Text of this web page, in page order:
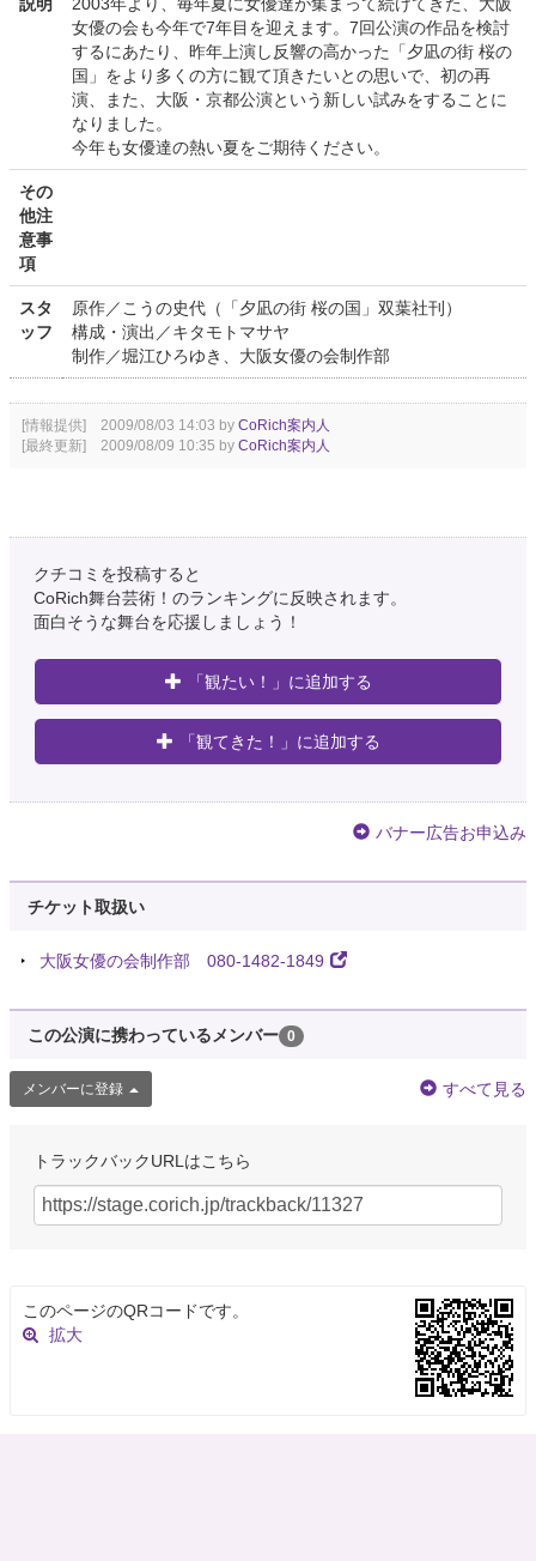
女優の会も今年で7年目を迎えます。7回公演の作品を検討
するにあたり、昨年上演し反響の高かった「夕凪の街 桜の
国」をより多くの方に観て頂きたいとの思いで、初の再
演、また、大阪・京都公演という新しい試みをすることに
なりました。
今年も女優達の熱い夏をご期待ください。
その
他注
意事
項
スタ
ッフ
原作／こうの史代（「夕凪の街 桜の国」双葉社刊）
構成・演出／キタモトマサヤ
制作／堀江ひろゆき、大阪女優の会制作部
[情報提供] 2009/08/03 14:03 by CoRich案内人
[最終更新] 2009/08/09 10:35 by CoRich案内人
クチコミを投稿すると
CoRich舞台芸術！のランキングに反映されます。
面白そうな舞台を応援しましょう！
「観たい！」に追加する
「観てきた！」に追加する
バナー広告お申込み
チケット取扱い
大阪女優の会制作部 080-1482-1849
この公演に携わっているメンバー 0
メンバーに登録 すべて見る
トラックバックURLはこちら
このページのQRコードです。
拡大